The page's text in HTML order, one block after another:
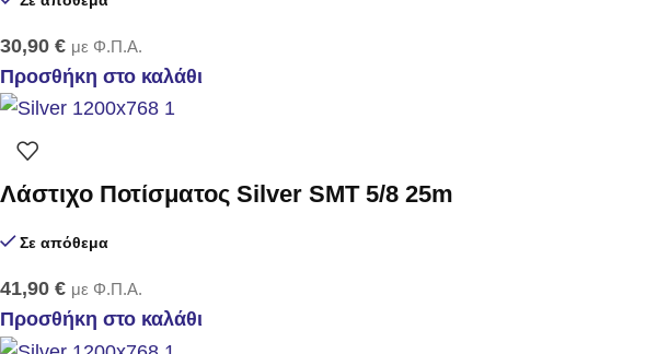
30,90 € με Φ.Π.Α.
Προσθήκη στο καλάθι
Λάστιχο Ποτίσματος Silver SMT 5/8 25m
Σε απόθεμα
41,90 € με Φ.Π.Α.
Προσθήκη στο καλάθι